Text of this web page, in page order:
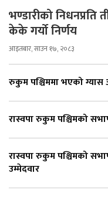
भण्डारीको निधनप्रति
केके गर्यो निर्णय
आइतबार, साउन १७, २०८३
रुकुम पश्चिममा भएको
रास्वपा रुकुम पश्चिमको
रास्वपा रुकुम पश्चिमको
उम्मेदवार